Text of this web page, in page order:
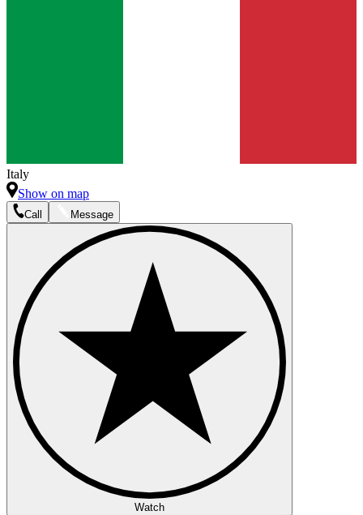
Italy
Show on map
Call Message
Watch